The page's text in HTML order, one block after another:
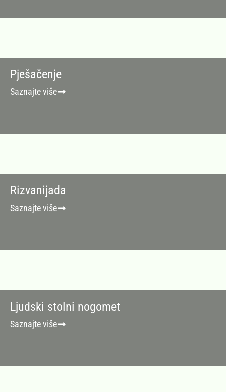
Pješačenje
Saznajte više
Rizvanijada
Saznajte više
Ljudski stolni nogomet
Saznajte više